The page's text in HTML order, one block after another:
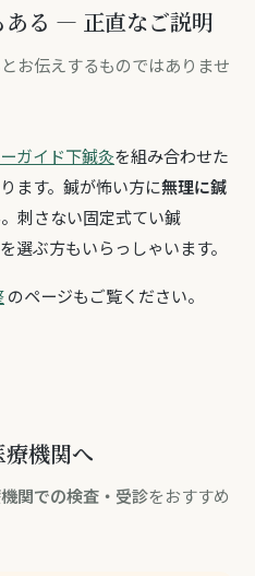
ある — 正直なご説明
とお伝えするものではありませ
ガイド下鍼灸を組み合わせた
ます。鍼が怖い方に無理に鍼
。刺さない固定式てい鍼
選ぶ方もいらっしゃいます。
のページもご覧ください。
機関へ
関での検査・受診をおすすめ